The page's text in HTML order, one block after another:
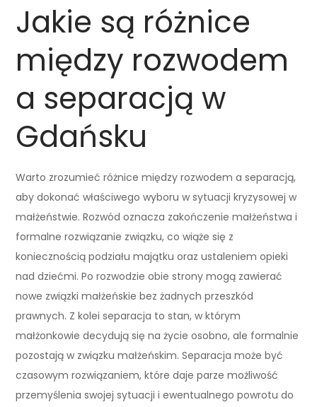
Jakie są różnice
między rozwodem
a separacją w
Gdańsku
Warto zrozumieć różnice między rozwodem a separacją,
aby dokonać właściwego wyboru w sytuacji kryzysowej w
małżeństwie. Rozwód oznacza zakończenie małżeństwa i
formalne rozwiązanie związku, co wiąże się z
koniecznością podziału majątku oraz ustaleniem opieki
nad dziećmi. Po rozwodzie obie strony mogą zawierać
nowe związki małżeńskie bez żadnych przeszkód
prawnych. Z kolei separacja to stan, w którym
małżonkowie decydują się na życie osobno, ale formalnie
pozostają w związku małżeńskim. Separacja może być
czasowym rozwiązaniem, które daje parze możliwość
przemyślenia swojej sytuacji i ewentualnego powrotu do